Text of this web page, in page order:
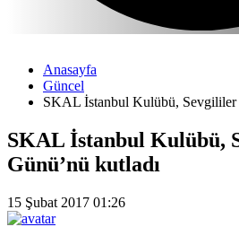
Anasayfa
Güncel
SKAL İstanbul Kulübü, Sevgililer
SKAL İstanbul Kulübü,
Günü’nü kutladı
15 Şubat 2017 01:26